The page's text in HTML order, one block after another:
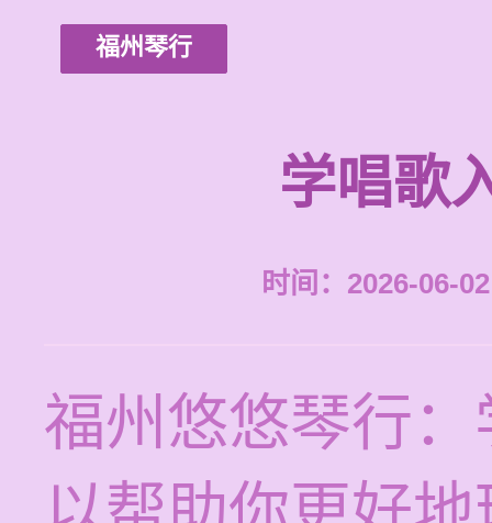
福州琴行
学唱歌
时间：2026-06-
福州悠悠琴行